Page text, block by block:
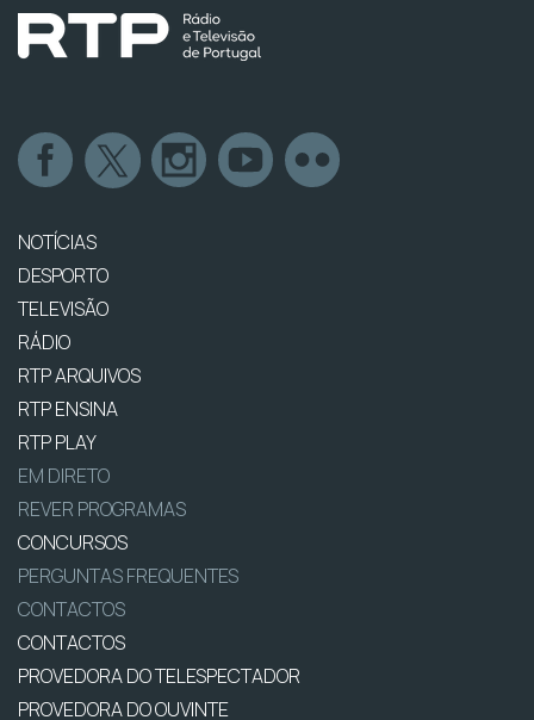
NOTÍCIAS
DESPORTO
TELEVISÃO
RÁDIO
RTP ARQUIVOS
RTP ENSINA
RTP PLAY
EM DIRETO
REVER PROGRAMAS
CONCURSOS
PERGUNTAS FREQUENTES
CONTACTOS
CONTACTOS
PROVEDORA DO TELESPECTADOR
PROVEDORA DO OUVINTE